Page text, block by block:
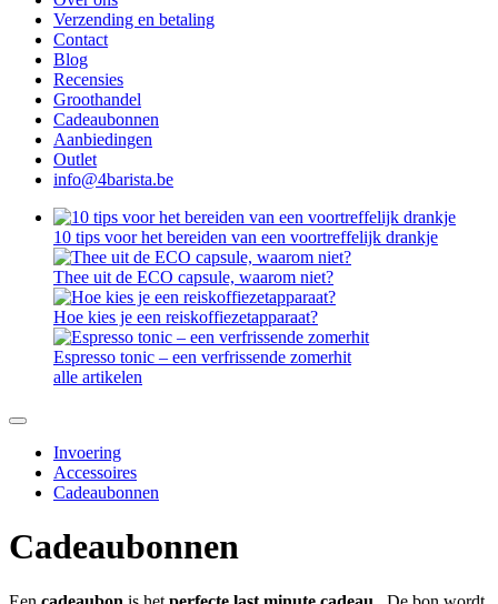
Verzending en betaling
Contact
Blog
Recensies
Groothandel
Cadeaubonnen
Aanbiedingen
Outlet
info@4barista.be
10 tips voor het bereiden van een voortreffelijk drankje
Thee uit de ECO capsule, waarom niet?
Hoe kies je een reiskoffiezetapparaat?
Espresso tonic – een verfrissende zomerhit
alle artikelen
Invoering
Accessoires
Cadeaubonnen
Cadeaubonnen